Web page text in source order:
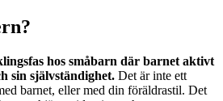
hos småbarn där barnet aktivt
sin självständighet. Det är inte ett
barnet, eller med din föräldrastil. Det